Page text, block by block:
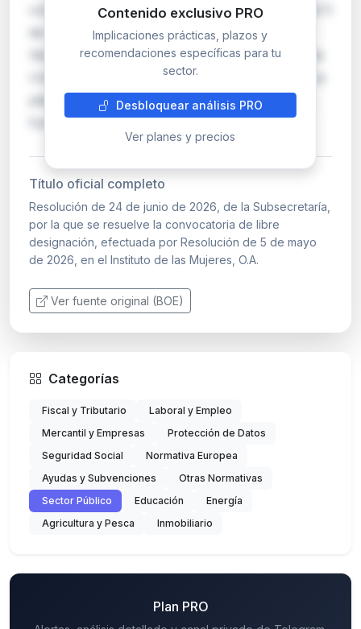
convocatoria de libre designación convocada el 5
de mayo de 2026 para proveer un puesto de
Secretario/a de Director General (nivel 17) en la
Unidad de Apoyo del Instituto de las Mujeres. La
plaza ha sido adjudicada a Sergio Amaya Díaz,
funcionario del Cuerpo General Auxiliar de …
Contenido exclusivo PRO
Implicaciones prácticas, plazos y
recomendaciones específicas para tu
sector.
Desbloquear análisis PRO
Ver planes y precios
Título oficial completo
Resolución de 24 de junio de 2026, de la Subsecretaría,
por la que se resuelve la convocatoria de libre
designación, efectuada por Resolución de 5 de mayo
de 2026, en el Instituto de las Mujeres, O.A.
Ver fuente original (BOE)
Categorías
Fiscal y Tributario
Laboral y Empleo
Mercantil y Empresas
Protección de Datos
Seguridad Social
Normativa Europea
Ayudas y Subvenciones
Otras Normativas
Sector Público
Educación
Energía
Agricultura y Pesca
Inmobiliario
Plan PRO